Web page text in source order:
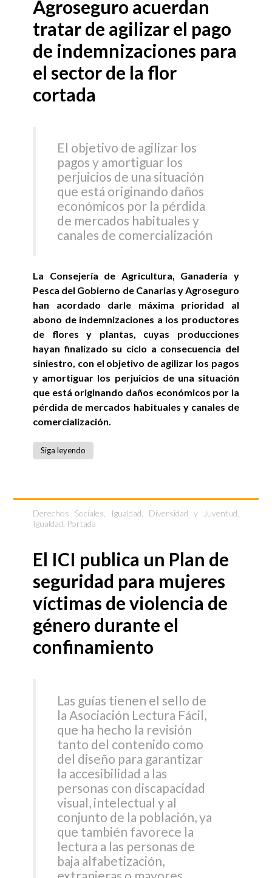
Agroseguro acuerdan
tratar de agilizar el pago
de indemnizaciones para
el sector de la flor
cortada
El objetivo de agilizar los
pagos y amortiguar los
perjuicios de una situación
que está originando daños
económicos por la pérdida
de mercados habituales y
canales de comercialización
La Consejería de Agricultura, Ganadería y
Pesca del Gobierno de Canarias y Agroseguro
han acordado darle máxima prioridad al
abono de indemnizaciones a los productores
de flores y plantas, cuyas producciones
hayan finalizado su ciclo a consecuencia del
siniestro, con el objetivo de agilizar los pagos
y amortiguar los perjuicios de una situación
que está originando daños económicos por la
pérdida de mercados habituales y canales de
comercialización.
Siga leyendo
Derechos Sociales, Igualdad, Diversidad y Juventud
Igualdad Portada
El ICI publica un Plan de
seguridad para mujeres
víctimas de violencia de
género durante el
confinamiento
Las guías tienen el sello de
la Asociación Lectura Fácil,
que ha hecho la revisión
tanto del contenido como
del diseño para garantizar
la accesibilidad a las
personas con discapacidad
visual, intelectual y al
conjunto de la población, ya
que también favorece la
lectura a las personas de
baja alfabetización,